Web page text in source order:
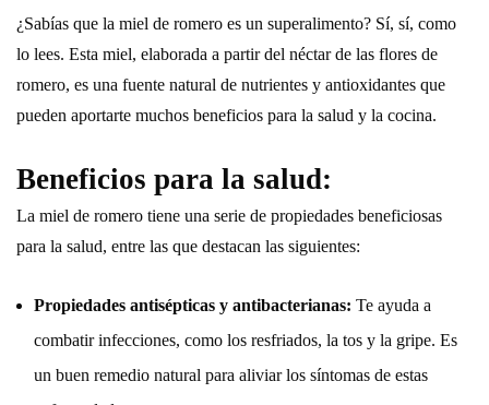
2023
¿Sabías que la miel de romero es un superalimento? Sí, sí, como
lo lees. Esta miel, elaborada a partir del néctar de las flores de
romero, es una fuente natural de nutrientes y antioxidantes que
pueden aportarte muchos beneficios para la salud y la cocina.
Beneficios para la salud:
La miel de romero tiene una serie de propiedades beneficiosas
para la salud, entre las que destacan las siguientes:
Propiedades antisépticas y antibacterianas: Te ayuda a
combatir infecciones, como los resfriados, la tos y la gripe. Es
un buen remedio natural para aliviar los síntomas de estas